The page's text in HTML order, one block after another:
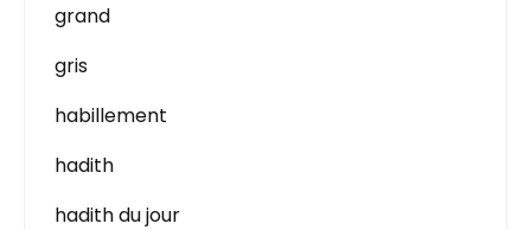
grand
gris
habillement
hadith
hadith du jour